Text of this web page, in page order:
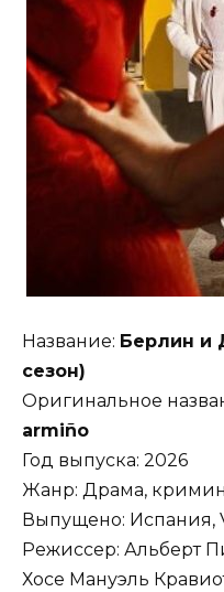
Название: Берлин и
сезон)
Оригинальное
armiño
Год выпуска: 2026
Жанр: Драма,
Выпущено: Испания,
Режиссер: Альберт
Хосе Мануэль